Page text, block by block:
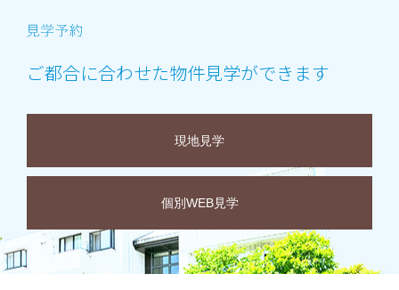
ご都合に合わせた物件見学ができます
現地見学
個別WEB見学